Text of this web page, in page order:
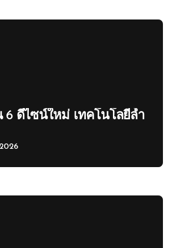
6 ดีไซน์ใหม่ เทคโนโลยีล้ำ